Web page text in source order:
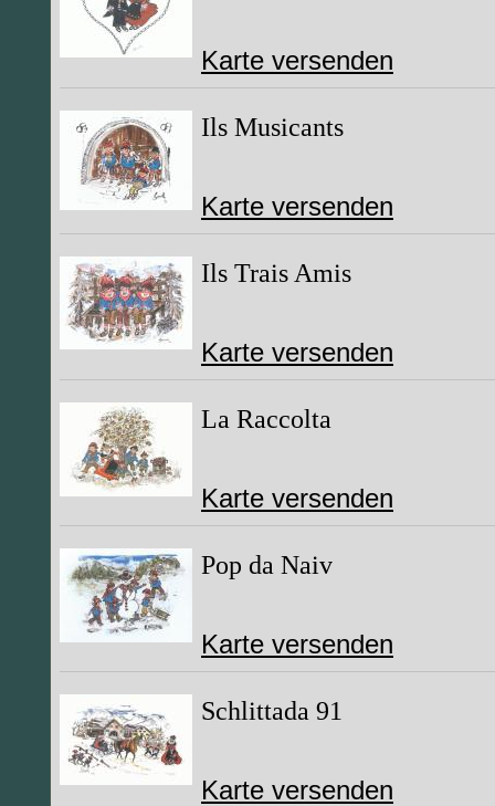
Karte versenden
Ils Musicants
Karte versenden
Ils Trais Amis
Karte versenden
La Raccolta
Karte versenden
Pop da Naiv
Karte versenden
Schlittada 91
Karte versenden